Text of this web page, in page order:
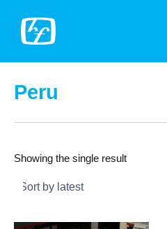
Inhalt
springen
Peru
Showing the single result